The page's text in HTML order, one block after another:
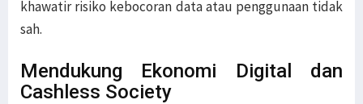
khawatir risiko kebocoran data atau penggunaan tidak
sah.
Mendukung Ekonomi Digital dan
Cashless Society